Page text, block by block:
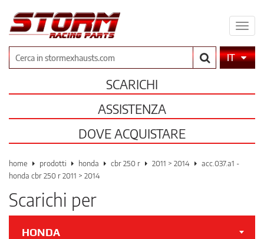
il
CercaIT
SCARICHI
ASSISTENZA
DOVE ACQUISTARE
home prodotti honda cbr 250 r 2011 > 2014
acc.037.a1 -
honda cbr 250 r 2011 > 2014
Scarichi per
HONDA